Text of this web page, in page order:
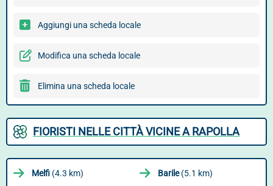
Aggiungi una scheda locale
Modifica una scheda locale
Elimina una scheda locale
FIORISTI NELLE CITTÀ VICINE A RAPOLLA
Melfi (4.3 km) Barile(5.1 km)